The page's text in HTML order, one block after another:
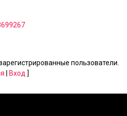
пользователи.
Вход ]